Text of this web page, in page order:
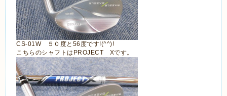
CS-01W ５０度と56度です!(^^)!
こちらのシャフトはPROJECT Xです。